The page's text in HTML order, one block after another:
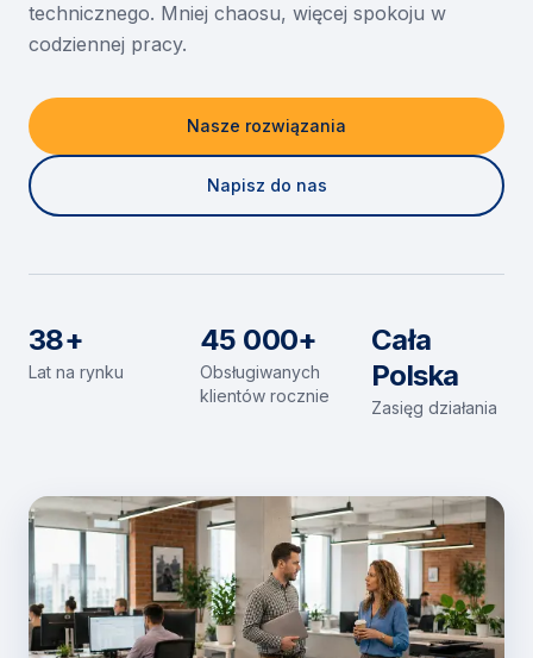
Kontakt
technicznego. Mniej chaosu, więcej spokoju w
codziennej pracy.
Nasze rozwiązania
Napisz do nas
38+
Lat na rynku
45 000+
Obsługiwanych
klientów rocznie
Cała
Polska
Zasięg działania